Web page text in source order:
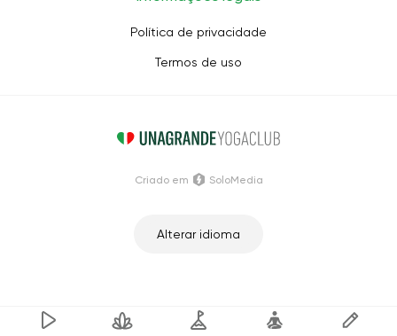
Política de privacidade
Termos de uso
Alterar idioma
Criado em SoloMedia